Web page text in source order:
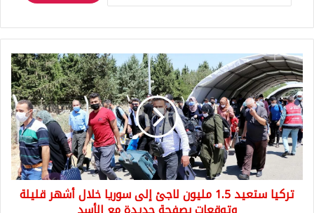
تركيا
ستعيد
1.5
مليون
لاجئ
إلى
سوريا
خلال
أشهر
قليلة
وتوقعات
تركيا ستعيد 1.5 مليون لاجئ إلى سوريا خلال أشهر قليلة